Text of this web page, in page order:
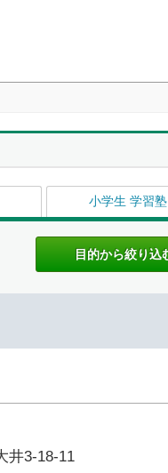
小学生 学習塾
井3-18-11